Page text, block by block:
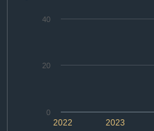
2022 2023
0
20
40